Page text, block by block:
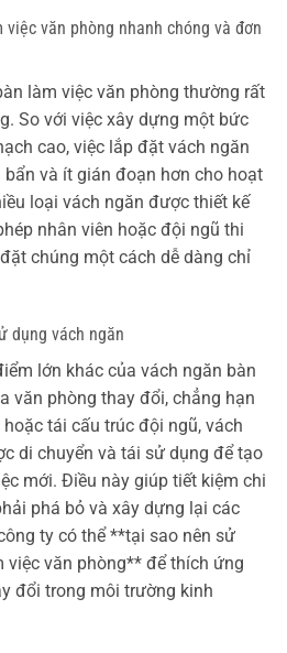
văn phòng nhanh chóng và đơn
làm việc văn phòng thường rất
So với việc xây dựng một bức
cao, việc lắp đặt vách ngăn
và ít gián đoạn hơn cho hoạt
loại vách ngăn được thiết kế
nhân viên hoặc đội ngũ thi
chúng một cách dễ dàng chỉ
dụng vách ngăn
lớn khác của vách ngăn bàn
văn phòng thay đổi, chẳng hạn
tái cấu trúc đội ngũ, vách
di chuyển và tái sử dụng để tạo
mới. Điều này giúp tiết kiệm chi
phá bỏ và xây dựng lại các
ty có thể **tại sao nên sử
việc văn phòng** để thích ứng
đổi trong môi trường kinh